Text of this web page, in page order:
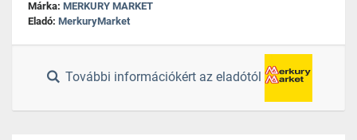
Márka: MERKURY MARKET
Eladó: MerkuryMarket
További információkért az eladótól